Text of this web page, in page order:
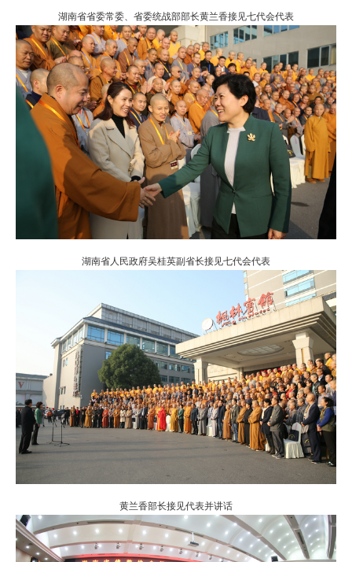
湖南省省委常委、省委统战部部长黄兰香接见七代会代表
湖南省人民政府吴桂英副省长接见七代会代表
黄兰香部长接见代表并讲话